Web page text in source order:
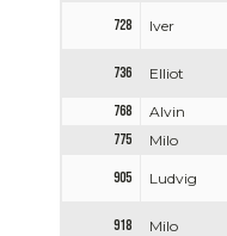
728 Iver
736 Elliot
768 Alvin
775
Milo
905 Ludvig
918 Milo